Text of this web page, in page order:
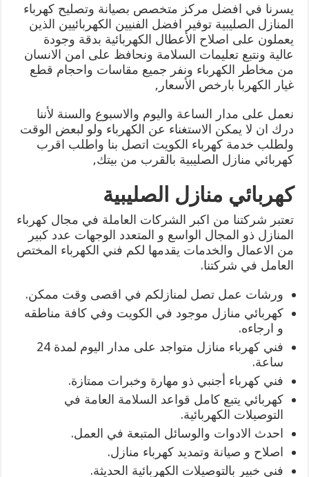
يسرنا في افضل مركز متخصص بصيانة وتصليح كهرباء
المنازل الصليبية توفير افضل الفنيين الكهربائيين الذين
يعملون على اصلاح الأعطال الكهربائية بدقة وجودة
عالية ونتبع تعليمات السلامة ونحافظ على امن الانسان
من مخاطر الكهرباء ونفر جميع مقاسات واحجام قطع
غيار الكهربا بارخص الأسعار,
نعمل على مدار الساعة واليوم والاسبوع والسنة لأننا
درك ان لا يمكن الاستغناء عن الكهرباء ولو لبعض الوقت
ولطلب خدمة كهرباء الكويت اتصل بنا واطلب اقرب
كهربائي منازل الصليبية بالقرب من بيتك,
كهربائي منازل الصليبية
تعتبر شركتنا من اكبر الشركات العاملة في مجال كهرباء
المنازل ذو المجال الواسع و المتعدد الوجهات عدد كبير
من الاعمال والخدمات يقدمها لكم فني الكهرباء المختص
العامل في شركتنا.
ورشات عمل تصل لمنازلكم في اقصى وقت ممكن.
كهربائي منازل موجود في الكويت وفي كافة مناطقه
و ارجاءه.
فني كهرباء منازل متواجد على مدار اليوم لمدة 24
ساعة.
فني كهرباء أجنبي ذو مهارة وخبرات ممتازة.
كهربائي يتبع كامل قواعد السلامة العامة في
التوصيلات الكهربائية.
احدث الادوات والوسائل المتبعة في العمل.
اصلاح و صيانة وتمديد كهرباء منازل.
فني خبير بالتوصيلات الكهربائية الحديثة.